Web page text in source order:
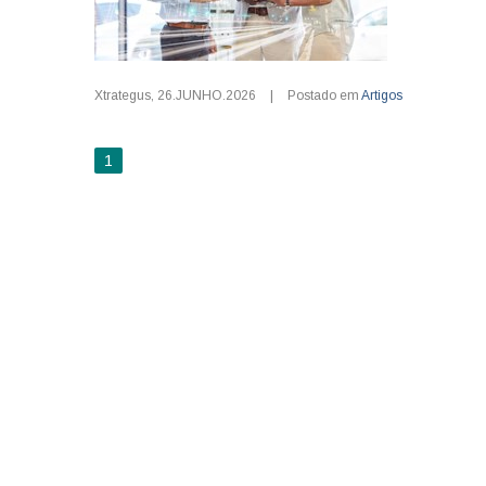
Xtrategus, 26.JUNHO.2026 Postado em Artigos
1